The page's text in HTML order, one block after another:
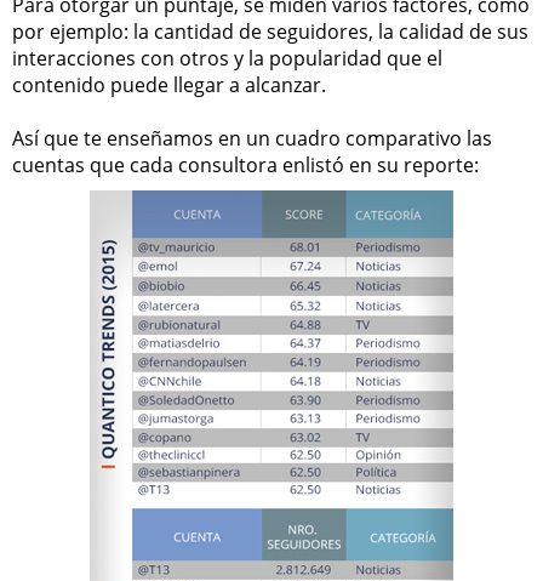
por ejemplo: la cantidad de seguidores, la calidad de sus
interacciones con otros y la popularidad que el
contenido puede llegar a alcanzar.
Así que te enseñamos en un cuadro comparativo las
cuentas que cada consultora enlistó en su reporte: